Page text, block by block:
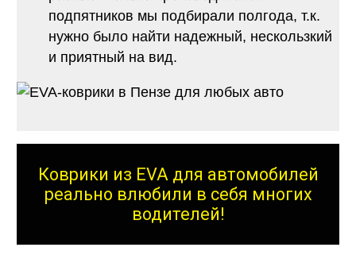
подпятников мы подбирали полгода, т.к.
нужно было найти надежный, нескользкий
и приятный на вид.
Коврики из EVA для автомобилей
реально влюбили в себя многих
водителей!